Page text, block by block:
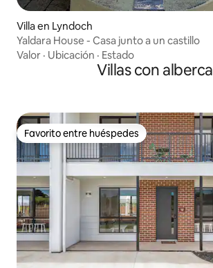
Villa en Lyndoch
Yaldara House - Casa junto a un castillo
Valor · Ubicación · Estado
Villas con alberca
Favorito entre huéspedes
Favorito entre huéspedes